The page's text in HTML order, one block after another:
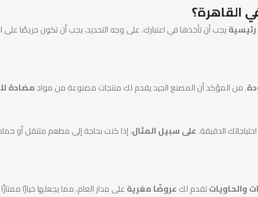
يجب أن تأخذها في اعتبارك. على وجه التحديد، يجب أن تكون حريصًا
. من المؤكد أن المصنع الجيد يقدم لك منتجات مصنوعة من موادمضادة
الدقيقة.على سبيل المثال، إذا كنت بحاجة إلى مطعم متنقل أو
والحاوياتتقدم لكعروضًا مغريةعلى مدار العام، مما يجعلها خيارًا